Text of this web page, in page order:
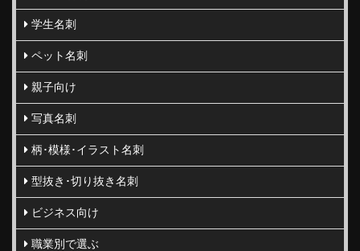
学生名刺
ペット名刺
親子向け
写真名刺
柄･模様･イラスト名刺
型抜き･切り抜き名刺
ビジネス向け
職業別で選ぶ